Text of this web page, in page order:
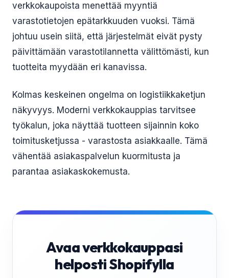
verkkokaupoista menettää myyntiä
varastotietojen epätarkkuuden vuoksi. Tämä
johtuu usein siitä, että järjestelmät eivät pysty
päivittämään varastotilannetta välittömästi, kun
tuotteita myydään eri kanavissa.
Kolmas keskeinen ongelma on logistiikkaketjun
näkyvyys. Moderni verkkokauppias tarvitsee
työkalun, joka näyttää tuotteen sijainnin koko
toimitusketjussa - varastosta asiakkaalle. Tämä
vähentää asiakaspalvelun kuormitusta ja
parantaa asiakaskokemusta.
Avaa verkkokauppasi
helposti Shopifylla